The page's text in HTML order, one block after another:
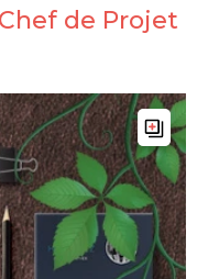
de Projet